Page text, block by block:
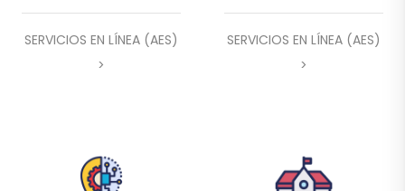
SERVICIOS EN LÍNEA (AES)
>
SERVICIOS EN LÍNEA (AES)
>